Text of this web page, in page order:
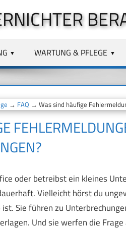
WARTUNG & PFLEGE
→ FAQ → Was sind häufige
oder betreibst ein kleines
Vielleicht hörst du
Sie führen zu
Und sie werfen die